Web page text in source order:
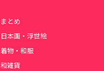
まとめ
日本画・浮世絵
着物・和服
和雑貨